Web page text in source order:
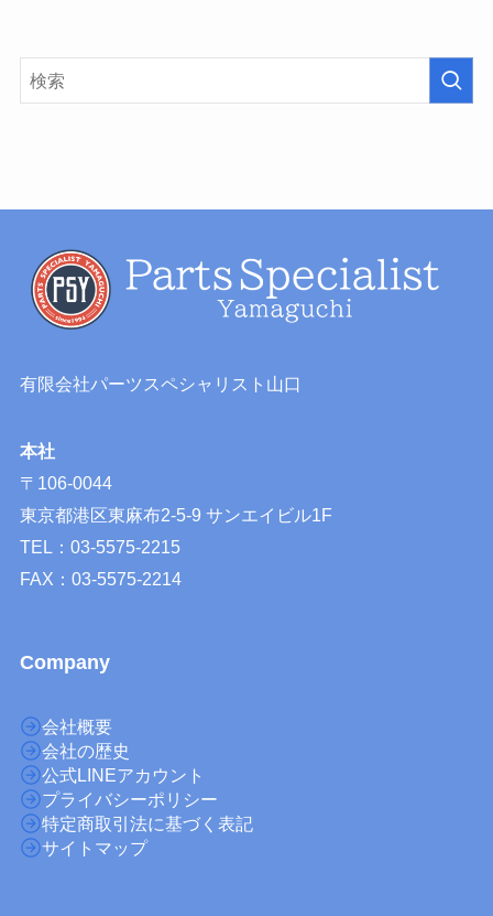
有限会社パーツスペシャリスト山口
本社
〒106-0044
東京都港区東麻布2-5-9 サンエイビル1F
TEL：03-5575-2215
FAX：03-5575-2214
Company
会社概要
会社の歴史
公式LINEアカウント
プライバシーポリシー
特定商取引法に基づく表記
サイトマップ